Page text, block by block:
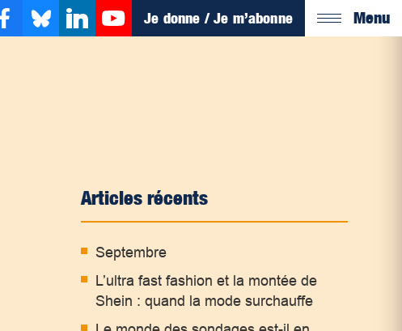
Je donne / Je m’abonne Menu
Articles récents
Septembre
L’ultra fast fashion et la montée de
Shein : quand la mode surchauffe